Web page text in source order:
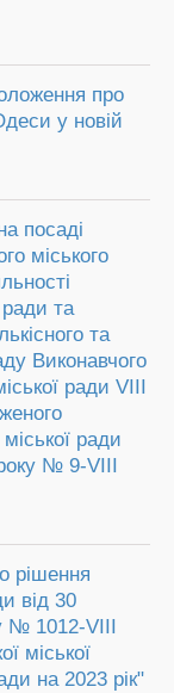
про
у новій
посаді
міського
ради та
та
Виконавчого
ради VIIІ
ради
№ 9-VIII
рішення
від 30
№ 1012-VIII
міської
на 2023 рік"